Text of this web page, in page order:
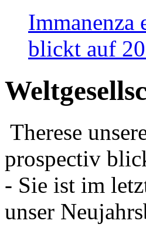
Immanenza
blickt auf
Therese
prospectiv
- Sie ist im
unser